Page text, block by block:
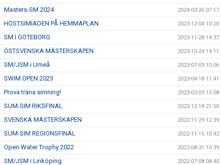
Masters-SM 2024 2024-03-26 07:17
HÖSTSIMIADEN PÅ HEMMAPLAN 2023-12-04 10:20
SM I GÖTEBORG 2023-11-28 14:37
ÖSTSVENSKA MÄSTERSKAPEN 2023-10-24 14:11
SM/JSM i Umeå 2023-07-03 10:06
SWIM OPEN 2023 2023-04-18 11:41
Prova träna simning! 2023-02-03 15:08
SUM-SIM RIKSFINAL 2022-12-18 21:50
SVENSKA MÄSTERSKAPEN 2022-11-29 12:39
SUM-SIM REGIONSFINAL 2022-11-15 10:42
Open Water Trophy 2022 2022-08-31 10:39
SM/JSM i Linköping 2022-07-08 08:40